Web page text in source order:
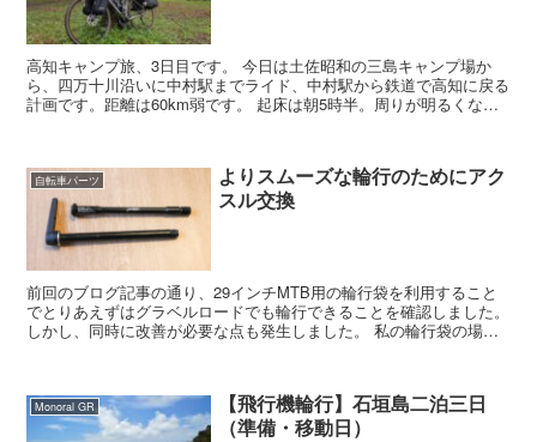
高知キャンプ旅、3日目です。 今日は土佐昭和の三島キャンプ場か
ら、四万十川沿いに中村駅までライド、中村駅から鉄道で高知に戻る
計画です。距離は60km弱です。 起床は朝5時半。周りが明るくなる
自転車パーツ
よりスムーズな輪行のためにアク
スル交換
前回のブログ記事の通り、29インチMTB用の輪行袋を利用すること
でとりあえずはグラベルロードでも輪行できることを確認しました。
しかし、同時に改善が必要な点も発生しました。 私の輪行袋の場
Monoral GR
【飛行機輪行】石垣島二泊三日
（準備・移動日）